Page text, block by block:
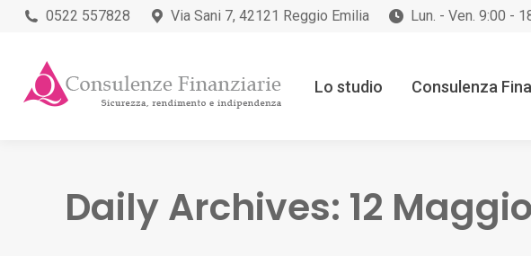
0522 557828 Via Sani 7, 42121 Reggio Emilia Lun. - Ven. 9:00 -
Lo studio Consulenza
Daily Archives: 12